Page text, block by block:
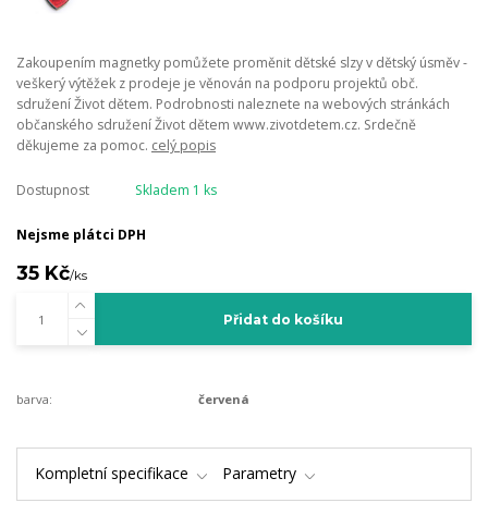
Zakoupením magnetky pomůžete proměnit dětské slzy v dětský úsměv -
veškerý výtěžek z prodeje je věnován na podporu projektů obč.
sdružení Život dětem. Podrobnosti naleznete na webových stránkách
občanského sdružení Život dětem www.zivotdetem.cz. Srdečně
děkujeme za pomoc. celý popis
Dostupnost Skladem 1 ks
Nejsme plátci DPH
35 Kč/ks
Přidat do košíku
barva: červená
Kompletní specifikace Parametry